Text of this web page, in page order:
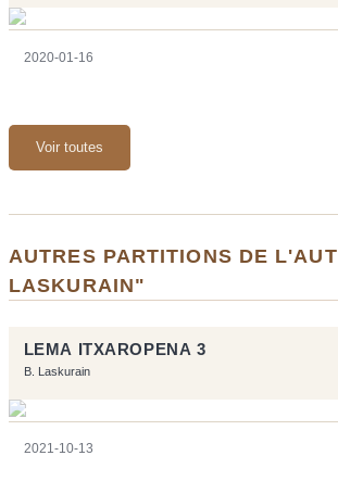
2020-01-16
Voir toutes
AUTRES PARTITIONS DE
LASKURAIN"
LEMA ITXAROPENA 3
B. Laskurain
2021-10-13